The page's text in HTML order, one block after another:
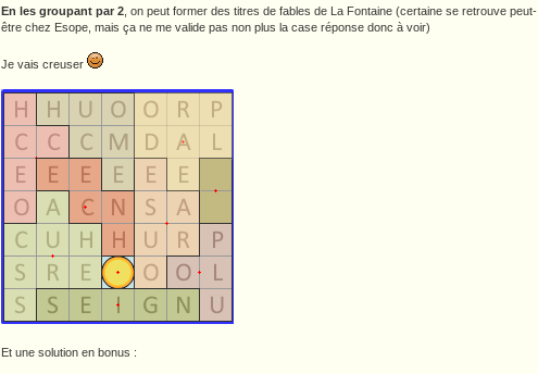
En les groupant par 2 , on peut former des titres de fables de La Fontaine (certaine se retrouve peut-
être chez Esope, mais ça ne me valide pas non plus la case réponse donc à voir)
Je vais creuser
Et une solution en bonus :